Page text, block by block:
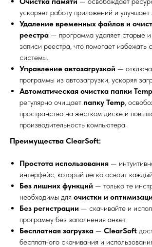
ускоряет работу приложений и
Удаление временных файлов и
реестра — программа удаляет старые
записи реестра, что помогает избежать
системы.
Управление автозагрузкой —
программы из автозагрузки, ускоряя
Автоматическая очистка папки Temp
регулярно очищает папку Temp,
пространство на жестком диске и
производительность компьютера.
Преимущества ClearSoft:
Простота использования —
интерфейс, который легко освоит
Без лишних функций — только те
необходимы для очистки и
Без регистрации — скачивайте и
программу без заполнения анкет.
Бесплатная загрузка — ClearSoft
бесплатного скачивания и